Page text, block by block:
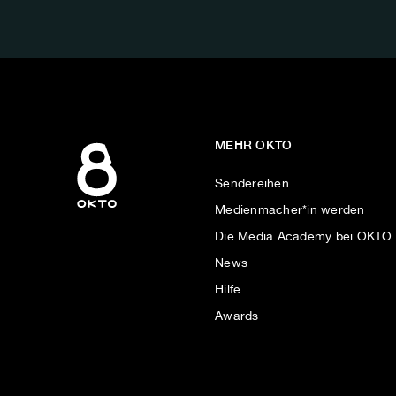
MEHR OKTO
Sendereihen
Medienmacher*in werden
Die Media Academy bei OKTO
News
Hilfe
Awards